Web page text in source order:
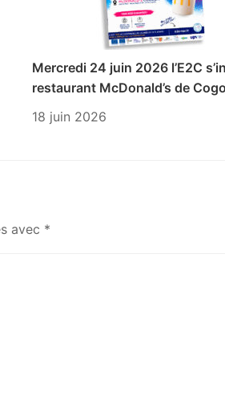
Mercredi 24 juin 2026 l’E2C
restaurant McDonald’s de
18 juin 2026
avec *